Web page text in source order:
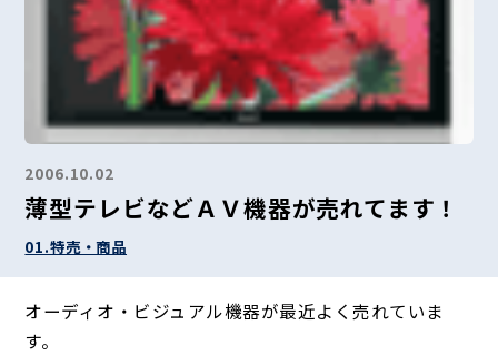
2006.10.02
薄型テレビなどＡＶ機器が売れてます！
01.特売・商品
オーディオ・ビジュアル機器が最近よく売れていま
す。